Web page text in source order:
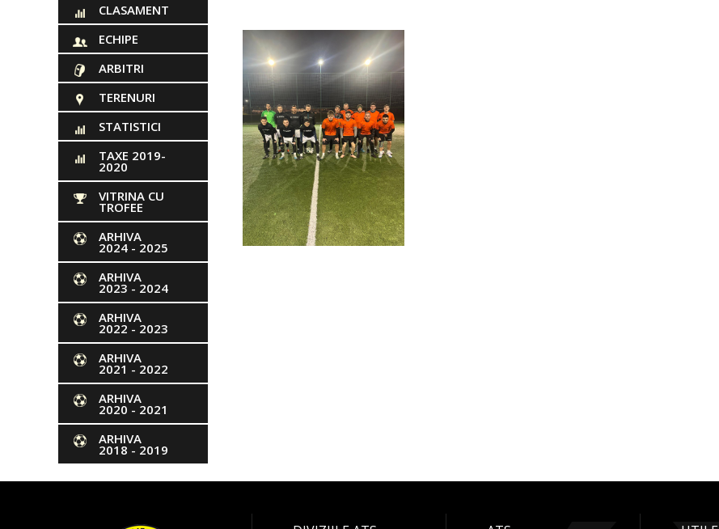
CLASAMENT
ECHIPE
ARBITRI
TERENURI
STATISTICI
TAXE 2019-
2020
VITRINA CU
TROFEE
ARHIVA
2024 - 2025
ARHIVA
2023 - 2024
ARHIVA
2022 - 2023
ARHIVA
2021 - 2022
ARHIVA
2020 - 2021
ARHIVA
2018 - 2019